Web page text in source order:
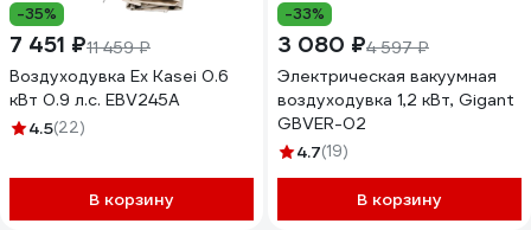
-35%
7 451 ₽11 459 ₽
Воздуходувка Ex Kasei 0.6
кВт 0.9 л.с. EBV245A
4.5(22)
В корзину
-33%
3 080 ₽4 597 ₽
Электрическая вакуумная
воздуходувка 1,2 кВт, Gigant
GBVER-02
4.7(19)
В корзину